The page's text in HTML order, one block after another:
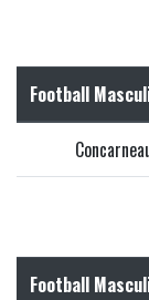
Football
Football